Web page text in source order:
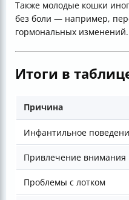
Также молодые кошки
без боли — например,
гормональных изменений.
Итоги в
Причина
Инфантильное
Привлечение внимания
Проблемы с лотком